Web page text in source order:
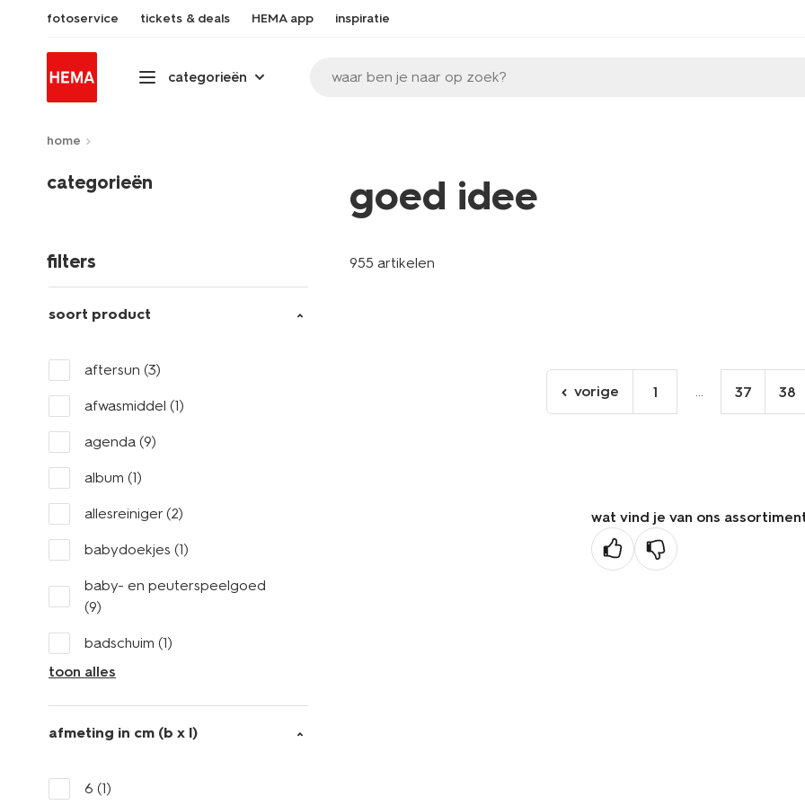
fotoservice tickets & deals HEMA app inspiratie
categorieën waar ben je naar op zoek?
home
categorieën
filters
soort product
aftersun (3)
afwasmiddel (1)
agenda (9)
album (1)
allesreiniger (2)
babydoekjes (1)
baby- en peuterspeelgoed
(9)
badschuim (1)
toon alles
afmeting in cm (b x l)
6 (1)
goed idee
955 artikelen
ga
naar
vorige 1 ... 37 38
wat vind je van ons